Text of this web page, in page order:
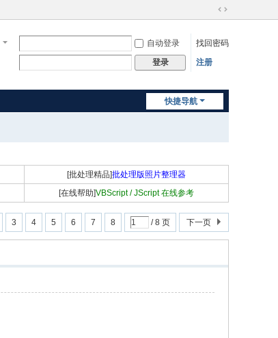
切
到
自动登录
找回密码
登录 注册
快捷导航
[批处理精品]批处理版照片整理器
[在线帮助]VBScript / JScript 在线参考
3 4 5 6 7 8 / 8 页 下一页